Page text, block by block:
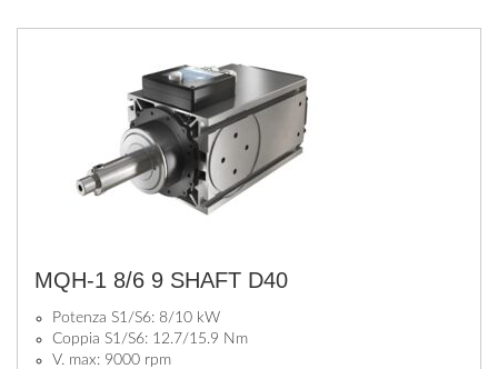
MQH-1 8/6 9 SHAFT D40
Potenza S1/S6: 8/10 kW
Coppia S1/S6: 12.7/15.9 Nm
V. max: 9000 rpm